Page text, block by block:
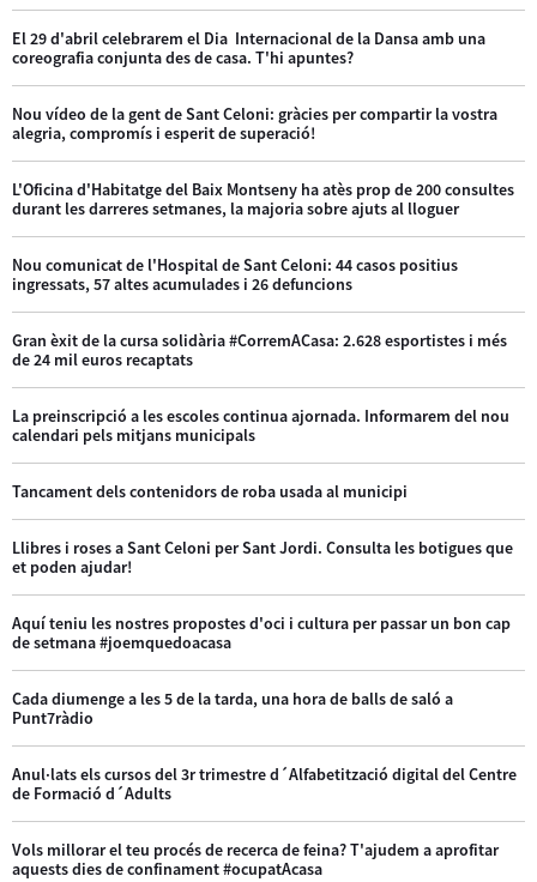
El 29 d'abril celebrarem el Dia Internacional de la Dansa amb una
coreografia conjunta des de casa. T'hi apuntes?
Nou vídeo de la gent de Sant Celoni: gràcies per compartir la vostra
alegria, compromís i esperit de superació!
L'Oficina d'Habitatge del Baix Montseny ha atès prop de 200 consultes
durant les darreres setmanes, la majoria sobre ajuts al lloguer
Nou comunicat de l'Hospital de Sant Celoni: 44 casos positius
ingressats, 57 altes acumulades i 26 defuncions
Gran èxit de la cursa solidària #CorremACasa: 2.628 esportistes i més
de 24 mil euros recaptats
La preinscripció a les escoles continua ajornada. Informarem del nou
calendari pels mitjans municipals
Tancament dels contenidors de roba usada al municipi
Llibres i roses a Sant Celoni per Sant Jordi. Consulta les botigues que
et poden ajudar!
Aquí teniu les nostres propostes d'oci i cultura per passar un bon cap
de setmana #joemquedoacasa
Cada diumenge a les 5 de la tarda, una hora de balls de saló a
Punt7ràdio
Anul·lats els cursos del 3r trimestre d´Alfabetització digital del Centre
de Formació d´Adults
Vols millorar el teu procés de recerca de feina? T'ajudem a aprofitar
aquests dies de confinament #ocupatAcasa